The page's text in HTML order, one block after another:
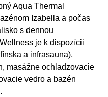
Aqua Thermal
Izabella a počas
s dennou
je k dispozícii
a infrasauna),
masážne ochladzovacie
vedro a bazén